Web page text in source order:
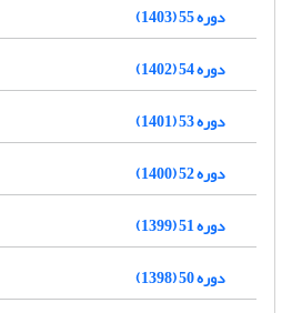
دوره 55 (1403)
دوره 54 (1402)
دوره 53 (1401)
دوره 52 (1400)
دوره 51 (1399)
دوره 50 (1398)